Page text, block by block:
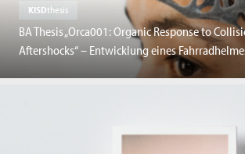
KISDthesis
BA Thesis „Orca001: Organic Response to
Aftershocks“ – Entwicklung eines